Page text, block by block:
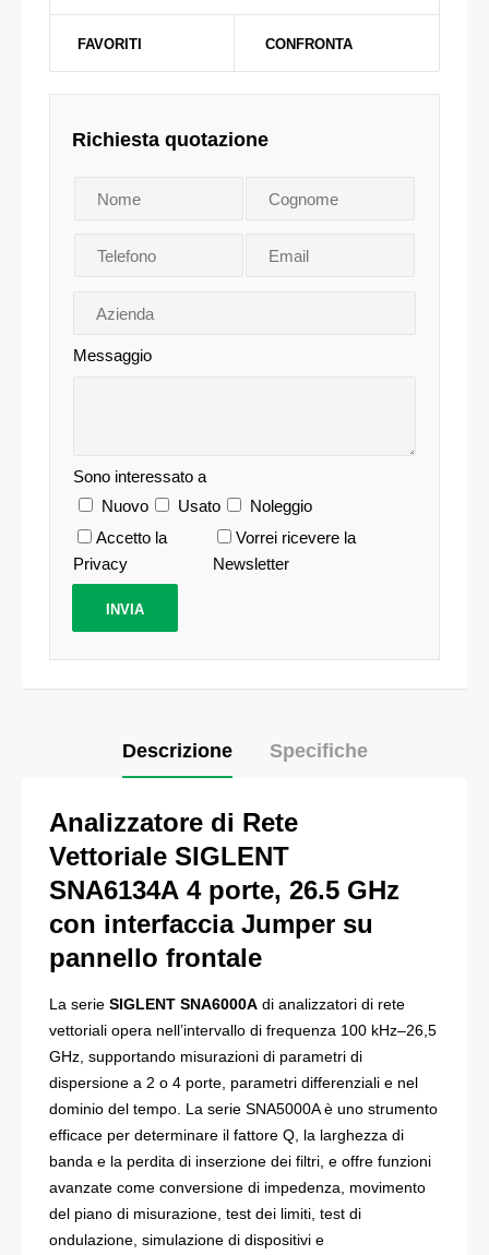
FAVORITI CONFRONTA
Richiesta quotazione
Messaggio
Sono interessato a
Nuovo
Usato
Noleggio
Accetto la
Privacy
Vorrei ricevere la
Newsletter
Descrizione Specifiche
Analizzatore di Rete
Vettoriale SIGLENT
SNA6134A 4 porte, 26.5 GHz
con interfaccia Jumper su
pannello frontale
La serie SIGLENT SNA6000A di analizzatori di rete
vettoriali opera nell’intervallo di frequenza 100 kHz–26,5
GHz , supportando misurazioni di parametri di
dispersione a 2 o 4 porte , parametri differenziali e nel
dominio del tempo. La serie SNA5000Aè uno strumento
efficace per determinare il fattore Q , la larghezza di
banda e la perdita di inserzione dei filtri, e offre funzioni
avanzate come conversione di impedenza
movimento
del piano di misurazione test dei limiti test di
ondulazione simulazione di dispositivi e